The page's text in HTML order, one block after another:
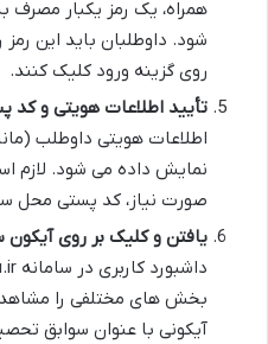
همراه، یک رمز یکبار
شود. داوطلبان باید این رمز
روی گزینه ورود کلیک کنند.
تأیید اطلاعات هویتی و کد
اطلاعات هویتی داوطلب
نمایش داده می شود. لازم
صورت نیاز، کد پستی محل
یافتن و کلیک بر روی
بخش های مختلفی را
آیکونی با عنوان سوابق